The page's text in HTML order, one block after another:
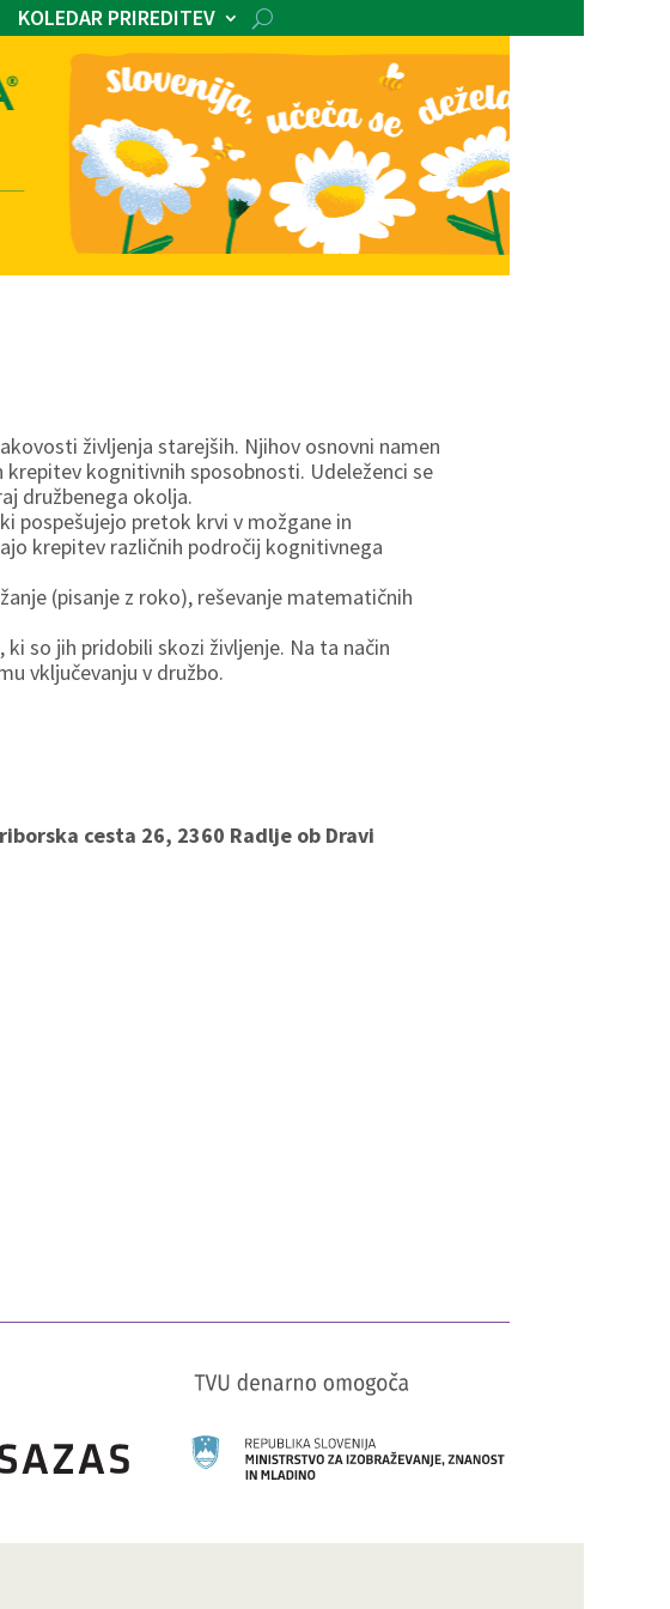
KOLEDAR PRIREDITEV
življenja starejših. Njihov osnovni namen
kognitivnih sposobnosti. Udeleženci se
družbenega okolja.
pospešujejo pretok krvi v možgane in
krepitev različnih področij kognitivnega
(pisanje z roko), reševanje matematičnih
so jih pridobili skozi življenje. Na ta način
vključevanju v družbo.
cesta 26, 2360 Radlje ob Dravi